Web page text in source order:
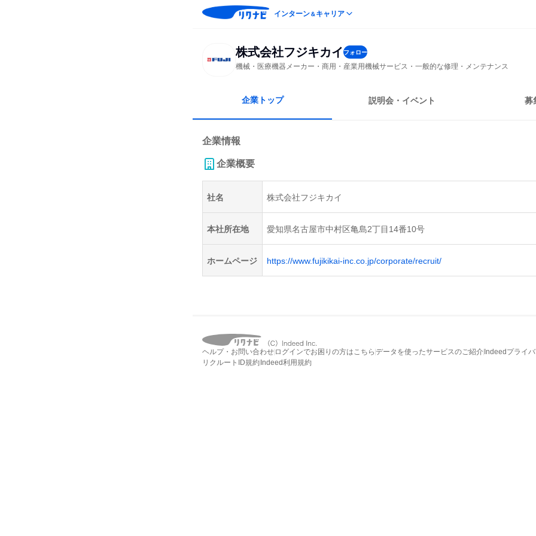
インターン＆キャリア
株式会社フジキカイフォロー
機械・医療機器メーカー・商用・産業用機械サービス・一般的な修理・メンテナンス
企業トップ 説明会・イベント 募
企業情報
企業概要
社名 株式会社フジキカイ
本社所在地 愛知県名古屋市中村区亀島2丁目14番10号
ホームページ https://www.fujikikai-inc.co.jp/corporate/recruit/
ヘルプ・お問い合わせ ログインでお困りの方はこちら データを使ったサービスのご紹介 Indeedプライ
リクルートID規約 Indeed利用規約